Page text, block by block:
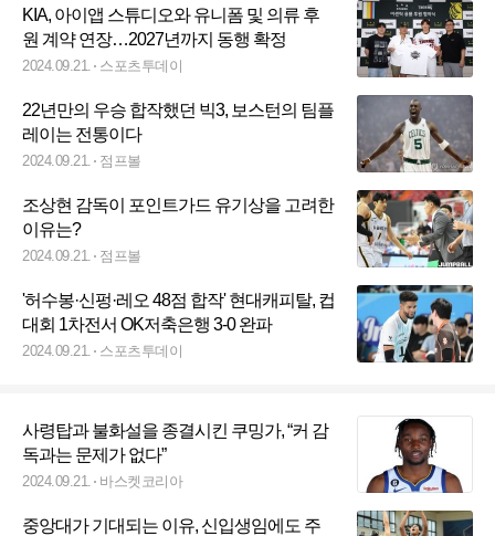
KIA, 아이앱 스튜디오와 유니폼 및 의류 후
원 계약 연장…2027년까지 동행 확정
2024.09.21. 스포츠투데이
22년만의 우승 합작했던 빅3, 보스턴의 팀플
레이는 전통이다
2024.09.21. 점프볼
조상현 감독이 포인트가드 유기상을 고려한
이유는?
2024.09.21. 점프볼
'허수봉·신펑·레오 48점 합작' 현대캐피탈, 컵
대회 1차전서 OK저축은행 3-0 완파
2024.09.21. 스포츠투데이
사령탑과 불화설을 종결시킨 쿠밍가, “커 감
독과는 문제가 없다”
2024.09.21. 바스켓코리아
중앙대가 기대되는 이유, 신입생임에도 주